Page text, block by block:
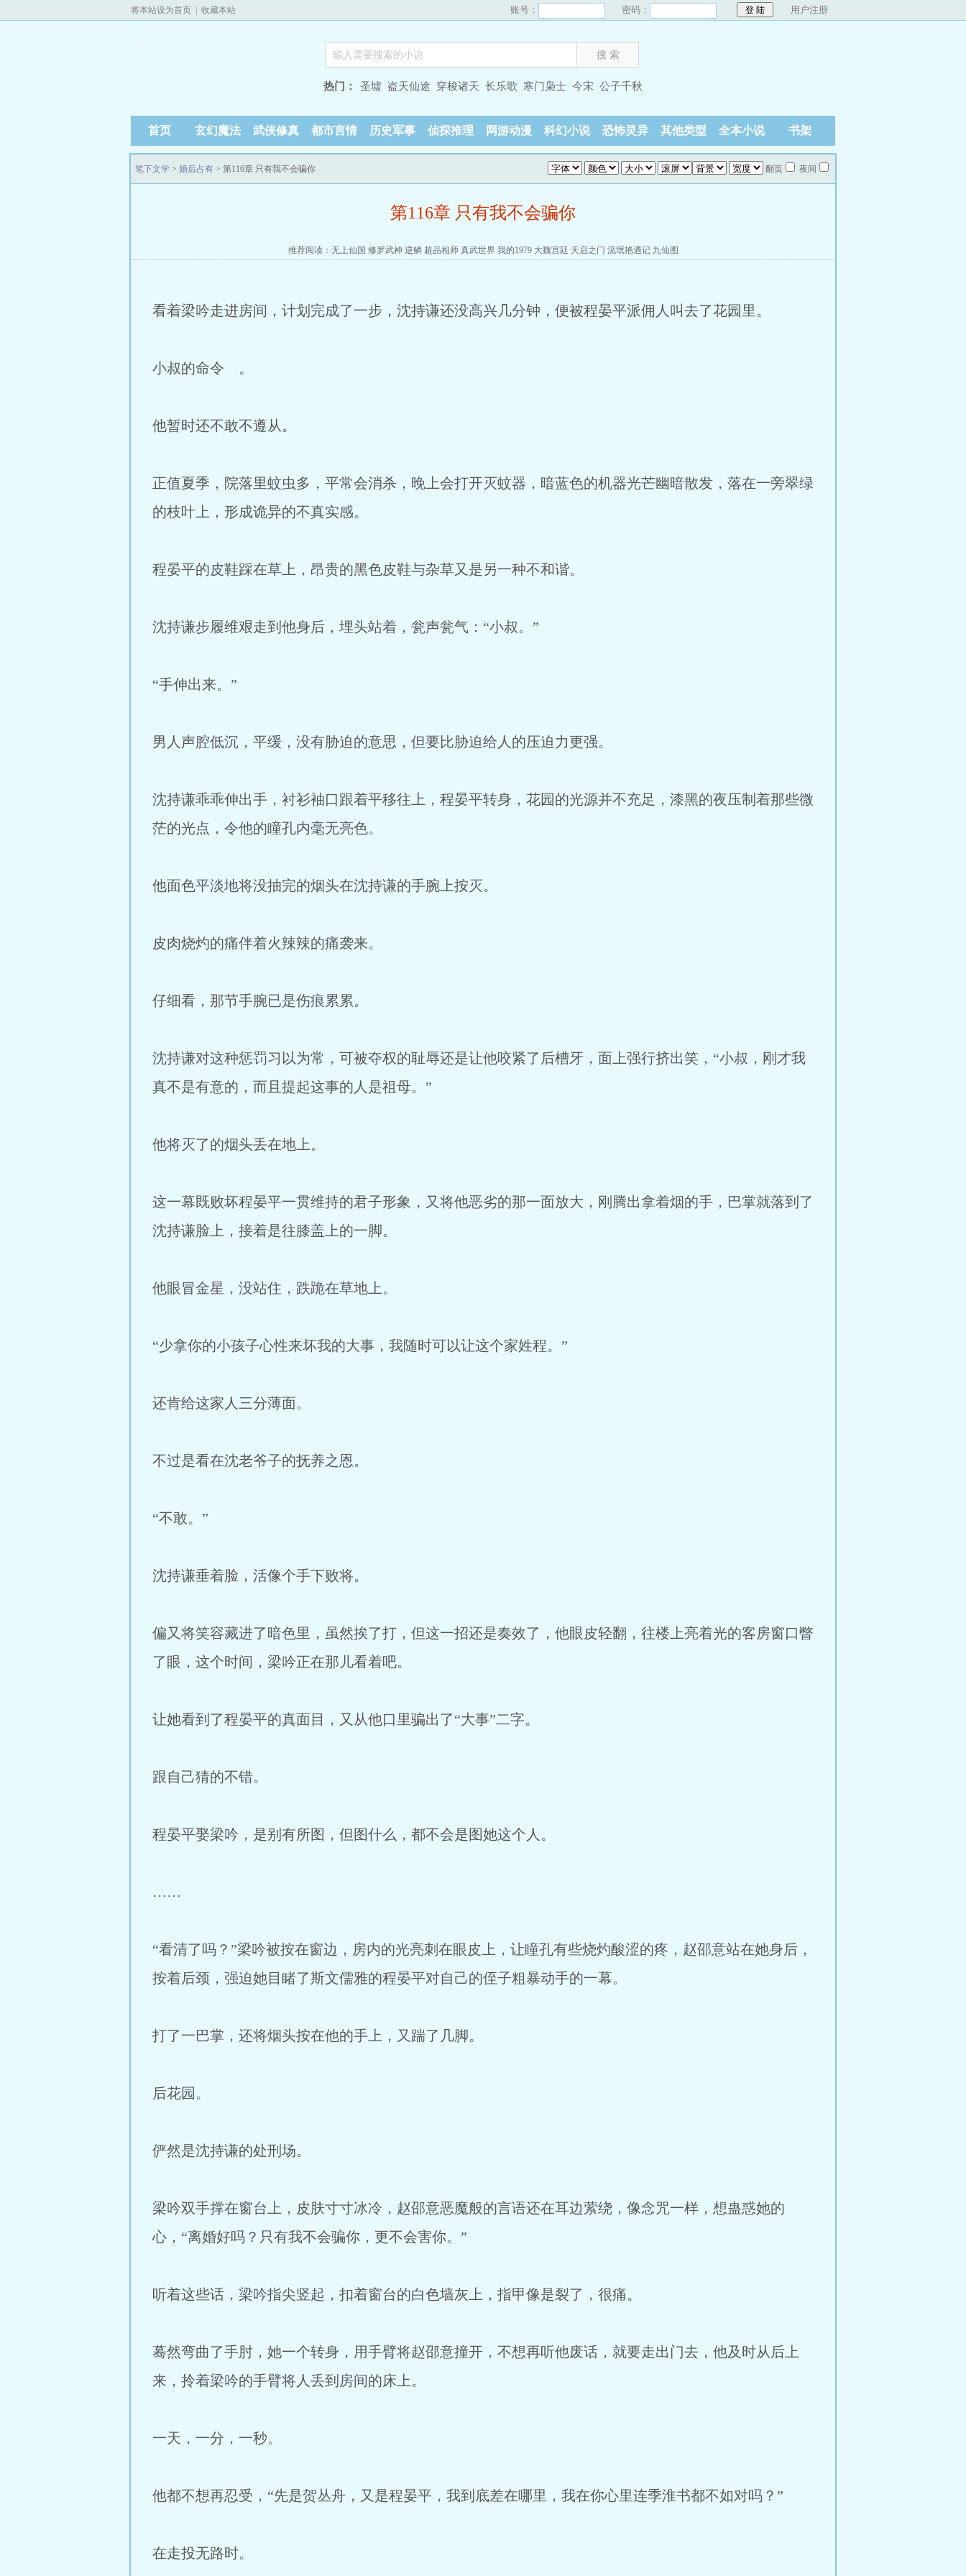
将本站设为首页 收藏本站 账号： 密码： 用户注册
热门： 圣墟 盗天仙途 穿梭诸天 长乐歌 寒门枭士 今宋 公子千秋
首页 玄幻魔法 武侠修真 都市言情 历史军事 侦探推理 网游动漫 科幻小说 恐怖灵异 其他类型 全本小说 书架
笔下文学 > 婚后占有 > 第116章 只有我不会骗你 翻页 夜间
第116章 只有我不会骗你
推荐阅读： 无上仙国 修罗武神 逆鳞 超品相师 真武世界 我的1979 大魏宫廷 天启之门 流氓艳遇记 九仙图
看着梁吟走进房间，计划完成了一步，沈持谦还没高兴几分钟，便被程晏平派佣人叫去了花园里。
小叔的命令 。
他暂时还不敢不遵从。
正值夏季，院落里蚊虫多，平常会消杀，晚上会打开灭蚊器，暗蓝色的机器光芒幽暗散发，落在一旁翠绿
的枝叶上，形成诡异的不真实感。
程晏平的皮鞋踩在草上，昂贵的黑色皮鞋与杂草又是另一种不和谐。
沈持谦步履维艰走到他身后，埋头站着，瓮声瓮气：“小叔。”
“手伸出来。”
男人声腔低沉，平缓，没有胁迫的意思，但要比胁迫给人的压迫力更强。
沈持谦乖乖伸出手，衬衫袖口跟着平移往上，程晏平转身，花园的光源并不充足，漆黑的夜压制着那些微
茫的光点，令他的瞳孔内毫无亮色。
他面色平淡地将没抽完的烟头在沈持谦的手腕上按灭。
皮肉烧灼的痛伴着火辣辣的痛袭来。
仔细看，那节手腕已是伤痕累累。
沈持谦对这种惩罚习以为常，可被夺权的耻辱还是让他咬紧了后槽牙，面上强行挤出笑，“小叔，刚才我
真不是有意的，而且提起这事的人是祖母。”
他将灭了的烟头丢在地上。
这一幕既败坏程晏平一贯维持的君子形象，又将他恶劣的那一面放大，刚腾出拿着烟的手，巴掌就落到了
沈持谦脸上，接着是往膝盖上的一脚。
他眼冒金星，没站住，跌跪在草地上。
“少拿你的小孩子心性来坏我的大事，我随时可以让这个家姓程。”
还肯给这家人三分薄面。
不过是看在沈老爷子的抚养之恩。
“不敢。”
沈持谦垂着脸，活像个手下败将。
偏又将笑容藏进了暗色里，虽然挨了打，但这一招还是奏效了，他眼皮轻翻，往楼上亮着光的客房窗口瞥
了眼，这个时间，梁吟正在那儿看着吧。
让她看到了程晏平的真面目，又从他口里骗出了“大事”二字。
跟自己猜的不错。
程晏平娶梁吟，是别有所图，但图什么，都不会是图她这个人。
……
“看清了吗？”梁吟被按在窗边，房内的光亮刺在眼皮上，让瞳孔有些烧灼酸涩的疼，赵邵意站在她身后，
按着后颈，强迫她目睹了斯文儒雅的程晏平对自己的侄子粗暴动手的一幕。
打了一巴掌，还将烟头按在他的手上，又踹了几脚。
后花园。
俨然是沈持谦的处刑场。
梁吟双手撑在窗台上，皮肤寸寸冰冷，赵邵意恶魔般的言语还在耳边萦绕，像念咒一样，想蛊惑她的
心，“离婚好吗？只有我不会骗你，更不会害你。”
听着这些话，梁吟指尖竖起，扣着窗台的白色墙灰上，指甲像是裂了，很痛。
蓦然弯曲了手肘，她一个转身，用手臂将赵邵意撞开，不想再听他废话，就要走出门去，他及时从后上
来，拎着梁吟的手臂将人丢到房间的床上。
一天，一分，一秒。
他都不想再忍受，“先是贺丛舟，又是程晏平，我到底差在哪里，我在你心里连季淮书都不如对吗？”
在走投无路时。